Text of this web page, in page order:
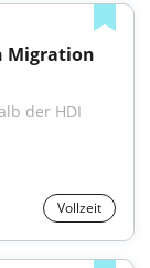
Migration
der HDI
Vollzeit